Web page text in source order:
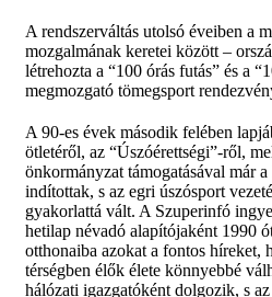
A rendszerváltás utolsó éveiben a
mozgalmának keretei között –
létrehozta a “100 órás futás” és a
megmozgató tömegsport
A 90-es évek második felében
ötletéről, az “Úszóérettségi”-ről,
önkormányzat támogatásával már
indítottak, s az egri úszósport
gyakorlattá vált. A Szuperinfó
hetilap névadó alapítójaként 1990
otthonaiba azokat a fontos híreket,
térségben élők élete könnyebbé
hálózati igazgatóként dolgozik, s